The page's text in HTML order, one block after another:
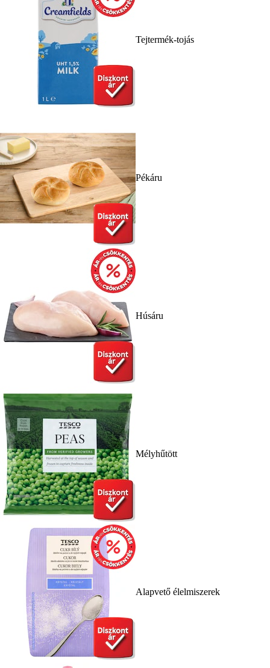
Tejtermék-tojás
Pékáru
Húsáru
Mélyhűtött
Alapvető élelmiszerek